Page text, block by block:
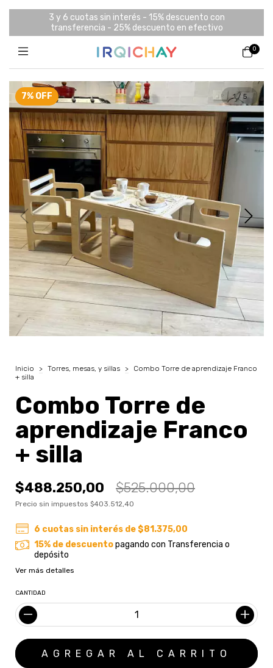
3 y 6 cuotas sin interés - 15% descuento con
transferencia - 25% descuento en efectivo
0
7% OFF 1/5
Inicio > Torres, mesas, y sillas >
Combo Torre de aprendizaje Franco
+ silla
Combo Torre de
aprendizaje Franco
+ silla
$488.250,00 $525.000,00
Precio sin impuestos $403.512,40
6 cuotas sin interés de$81.375,00
15% de descuentopagando con Transferencia o
depósito
Ver más detalles
CANTIDAD